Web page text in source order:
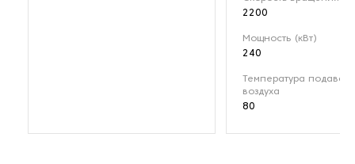
2200
Мощность (кВт)
240
Температура
воздуха
80